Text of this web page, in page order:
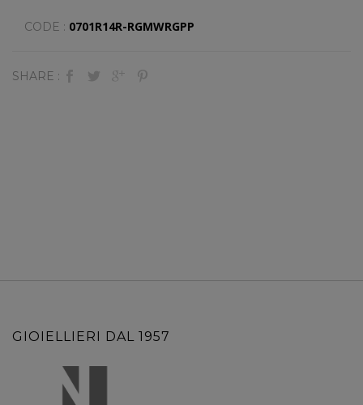
CODE : 0701R14R-RGMWRGPP
SHARE :
GIOIELLIERI DAL 1957